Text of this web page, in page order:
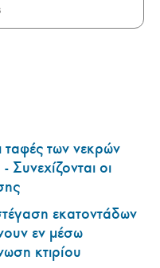
ταφές των νεκρών
οι
εκατοντάδων
εν μέσω
κτιρίου